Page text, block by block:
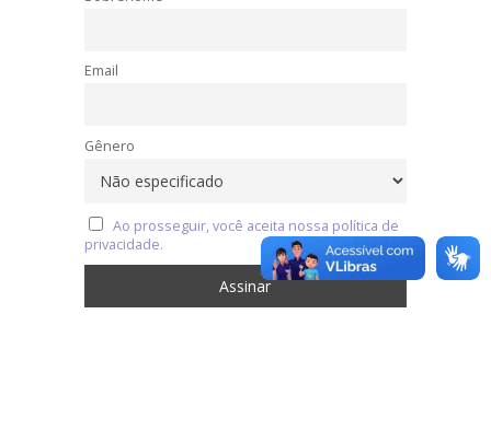
Email
Gênero
Ao prosseguir, você aceita nossa política de
privacidade.